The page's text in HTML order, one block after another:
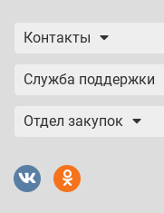
Контакты
Служба поддержки
Отдел закупок